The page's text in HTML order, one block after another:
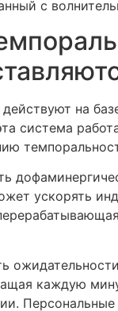
с
на
система
ускорять
каждую